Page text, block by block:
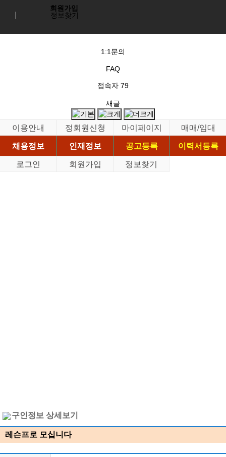
회원가입
정보찾기
1:1문의
FAQ
접속자 79
새글
이용안내 정회원신청 마이페이지
매매/임대
채용정보
인재정보 공고등록
이력서등록
로그인
회원가입 정보찾기
구인정보 상세보기
레슨프로 모십니다